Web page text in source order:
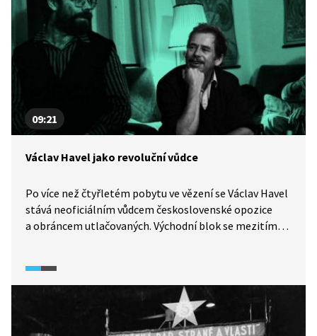
a složením slibu 29. prosince 1989 definitivně padl
komunismus v Československu. Video je součástí
vzdělávací série Rok revoluce z produkce Knihovny
Václava Havla, která mapuje klíčové momenty přerodu
totalitního Československa v demokratický stát.
09:21
Václav Havel jako revoluční vůdce
Po více než čtyřletém pobytu ve vězení se Václav Havel
stává neoficiálním vůdcem československé opozice
a obráncem utlačovaných. Východní blok se mezitím
týdne v lednu 1989 dochází ke střetům demonstrantů
s policií. Protesty jsou potlačovány a disidenti, včetně
Havla, jsou zatýkáni. Po propuštění Havel iniciuje petici
Několik vět. Události nabírají obrátky 17. 11. 1989